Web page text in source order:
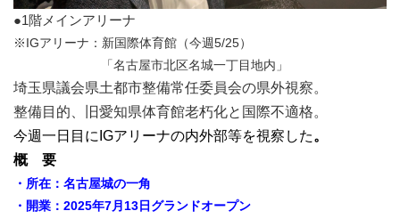
●1階メインアリーナ
※IGアリーナ：新国際体育館（今週5/25）
「名古屋市北区名城一丁目地内」
埼玉県議会県土都市整備常任委員会の県外視察。
整備目的、旧愛知県体育館老朽化と国際不適格。
今週一日目にIGアリーナの内外部等を視察した。
概 要
・所在：名古屋城の一角
・開業：2025年7月13日グランドオープン